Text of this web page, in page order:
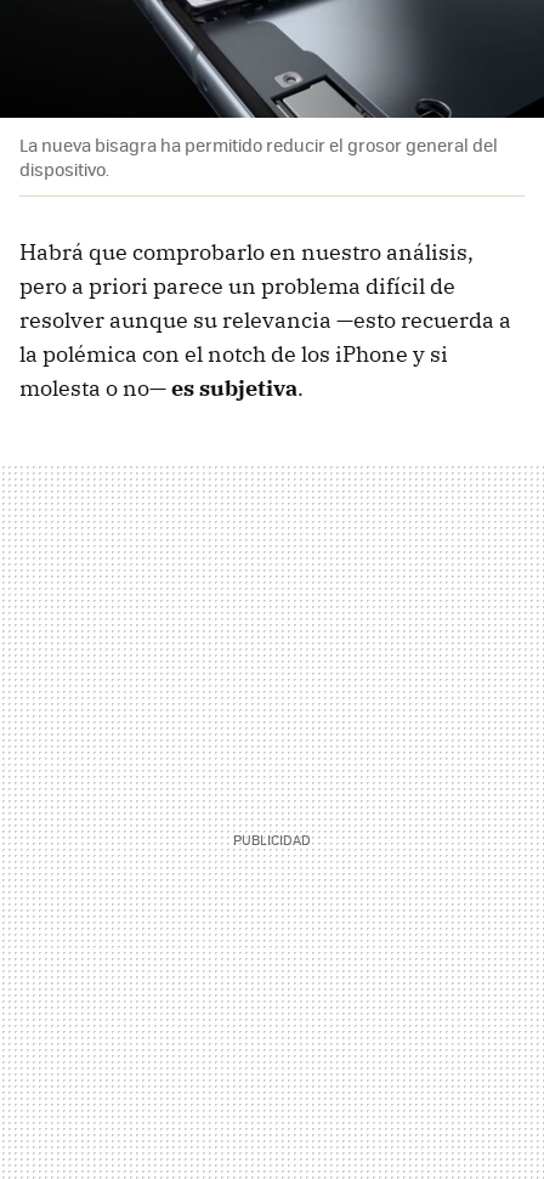
La nueva bisagra ha permitido reducir el grosor general del
dispositivo.
Habrá que comprobarlo en nuestro análisis,
pero a priori parece un problema difícil de
resolver aunque su relevancia —esto recuerda a
la polémica con el notch de los iPhone y si
molesta o no—es subjetiva.